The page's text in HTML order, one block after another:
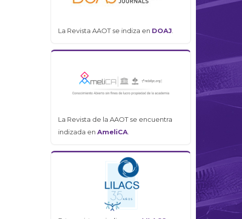
La Revista AAOT se indiza en DOAJ.
La Revista de la AAOT se encuentra
indizada en AmeliCA.